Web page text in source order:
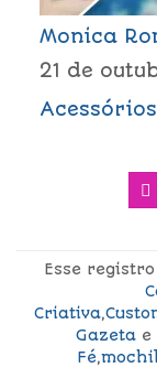
Monica
21 de
Acessórios
Esse
Criativa,
Gazetae
Fé,